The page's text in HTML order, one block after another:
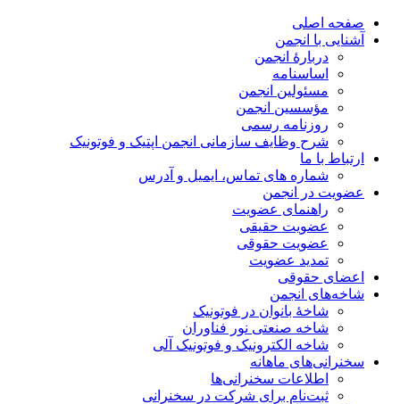
صفحه اصلی
آشنایی با انجمن
دربارۀ انجمن
اساسنامه
مسئولین انجمن
مؤسسین انجمن
روزنامه رسمی
شرح وظایف سازمانی انجمن اپتیک و فوتونیک
ارتباط با ما
شماره های تماس، ایمیل و آدرس
عضویت در انجمن
راهنمای عضویت
عضویت حقیقی
عضویت حقوقی
تمدید عضویت
اعضای حقوقی
شاخه‌های انجمن
شاخۀ بانوان در فوتونیک
شاخه صنعتی نور فناوران
شاخه‌ الکترونیک و فوتونیک آلی
سخنرانی‌های ماهانه
اطلاعات سخنرانی‌‌ها
ثبت‌نام برای شرکت در سخنرانی